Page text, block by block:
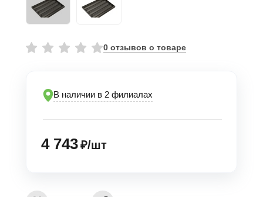
0 отзывов о товаре
В наличии в 2 филиалах
4 743₽/шт